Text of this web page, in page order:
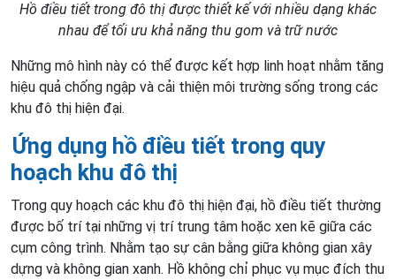
Hồ điều tiết trong đô thị được thiết kế với nhiều dạng khác
nhau để tối ưu khả năng thu gom và trữ nước
Những mô hình này có thể được kết hợp linh hoạt nhằm tăng
hiệu quả chống ngập và cải thiện môi trường sống trong các
khu đô thị hiện đại.
Ứng dụng hồ điều tiết trong quy
hoạch khu đô thị
Trong quy hoạch các khu đô thị hiện đại, hồ điều tiết thường
được bố trí tại những vị trí trung tâm hoặc xen kẽ giữa các
cụm công trình. Nhằm tạo sự cân bằng giữa không gian xây
dựng và không gian xanh. Hồ không chỉ phục vụ mục đích thu